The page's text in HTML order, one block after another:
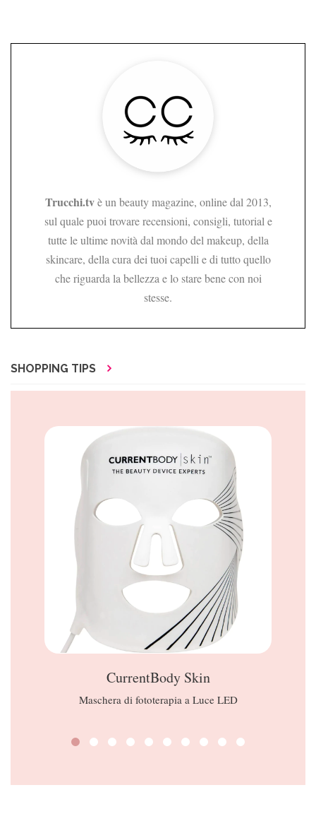
Trucchi.tvè un beauty magazine, online dal 2013,
sul quale puoi trovare recensioni, consigli, tutorial e
tutte le ultime novità dal mondo del makeup, della
skincare, della cura dei tuoi capelli e di tutto quello
che riguarda la bellezza e lo stare bene con noi
stesse.
SHOPPING TIPS
CurrentBody Skin
Maschera di fototerapia a Luce LED